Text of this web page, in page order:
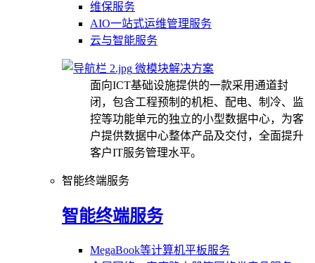
维保服务
AIO一站式运维管理服务
云与智能服务
微模块解决方案
面向ICT基础设施提供的一款采用通道封
闭，包含工程预制的机柜、配电、制冷、监
控等功能单元的独立的小型数据中心，为客
户提供数据中心整体产品及交付，全面提升
客户IT服务管理水平。
智能终端服务
智能终端服务
MegaBook等计算机平板服务